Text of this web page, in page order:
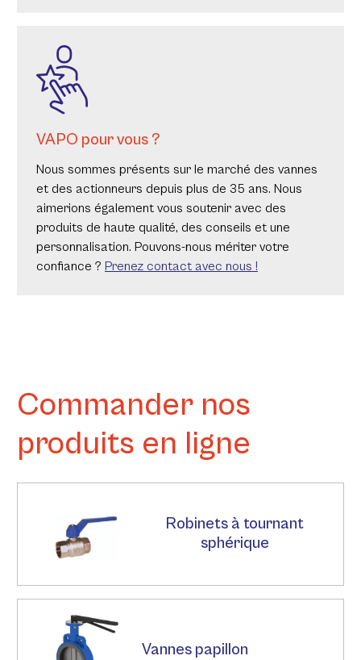
VAPO pour vous ?
Nous sommes présents sur le marché des vannes
et des actionneurs depuis plus de 35 ans. Nous
aimerions également vous soutenir avec des
produits de haute qualité, des conseils et une
personnalisation. Pouvons-nous mériter votre
confiance ? Prenez contact avec nous !
Commander nos
produits en ligne
Robinets à tournant
sphérique
Vannes papillon